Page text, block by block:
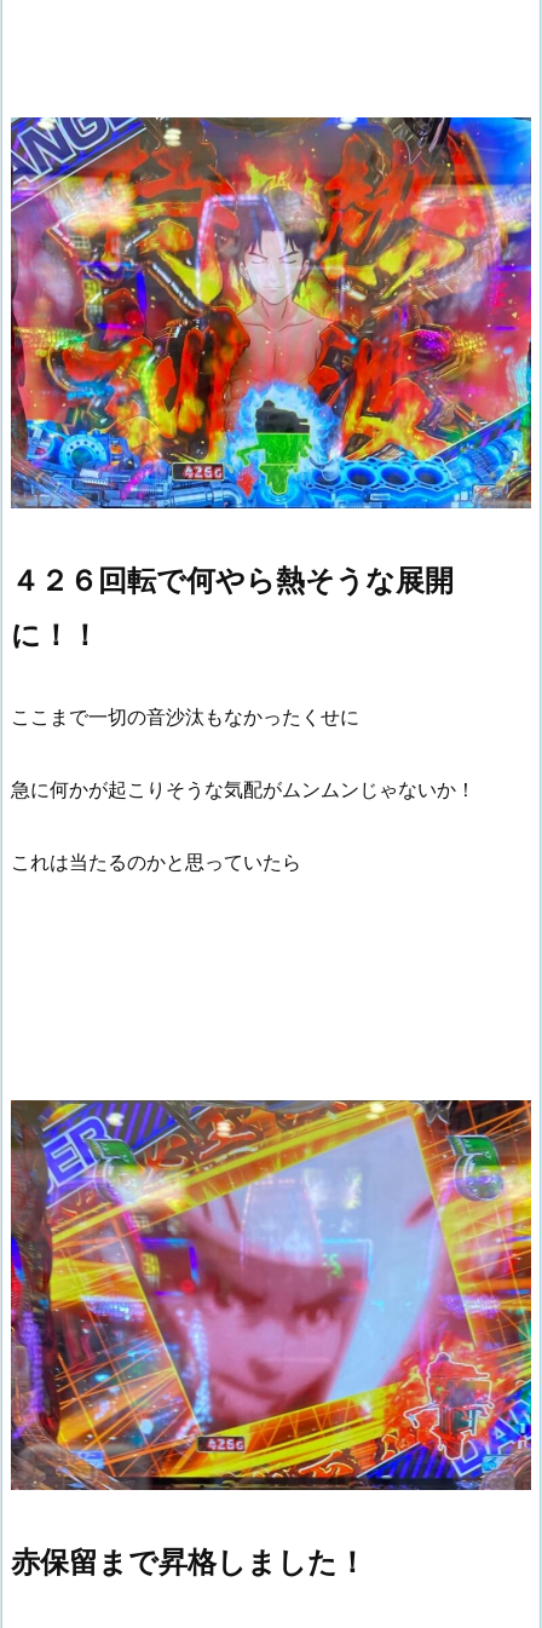
４２６回転で何やら熱そうな展開
に！！
ここまで一切の音沙汰もなかったくせに
急に何かが起こりそうな気配がムンムンじゃないか！
これは当たるのかと思っていたら
赤保留まで昇格しました！